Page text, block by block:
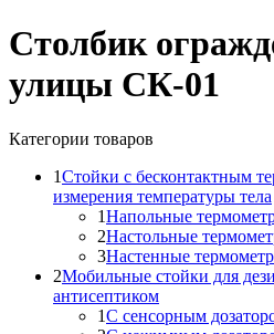
Столбик
улицы СК-01
Категории товаров
1Стойки с бесконтактным
измерения температуры тела
1Напольные
2Настольные
3Настенные
2Мобильные стойки для
антисептиком
1С сенсорным